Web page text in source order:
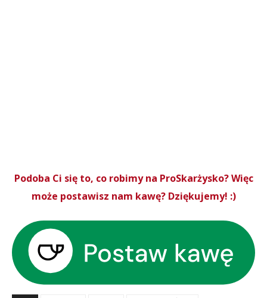
Podoba Ci się to, co robimy na ProSkarżysko? Więc
może postawisz nam kawę? Dziękujemy! :)